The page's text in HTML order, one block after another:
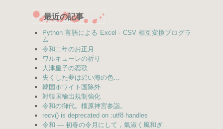
最近の記事
Python 言語による Excel - CSV 相互変換プログラ
ム
令和二年のお正月
ワルキューレの祈り
大津皇子の恋歌
失くした夢は碧い海の色…
韓国ホワイト国除外
対韓国輸出規制強化
令和の御代。橿原神宮参詣。
recv() is deprecated on :utf8 handles
令和 — 初春の令月にして，氣淑く風和ぎ…